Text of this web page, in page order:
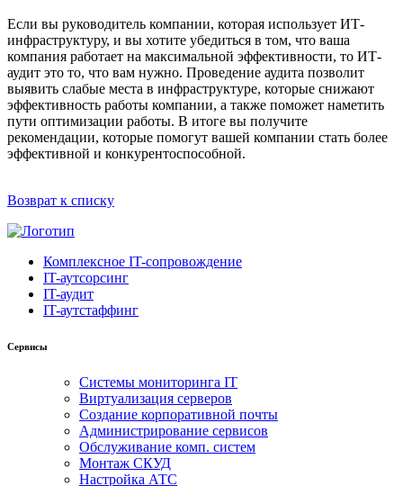
Если вы руководитель компании, которая использует ИТ-
инфраструктуру, и вы хотите убедиться в том, что ваша
компания работает на максимальной эффективности, то ИТ-
аудит это то, что вам нужно. Проведение аудита позволит
выявить слабые места в инфраструктуре, которые снижают
эффективность работы компании, а также поможет наметить
пути оптимизации работы. В итоге вы получите
рекомендации, которые помогут вашей компании стать более
эффективной и конкурентоспособной.
Возврат к списку
Комплексное IT-сопровождение
IT-аутсорсинг
IT-аудит
IT-аутстаффинг
Сервисы
Системы мониторинга IT
Виртуализация серверов
Создание корпоративной почты
Администрирование сервисов
Обслуживание комп. систем
Монтаж СКУД
Настройка АТС